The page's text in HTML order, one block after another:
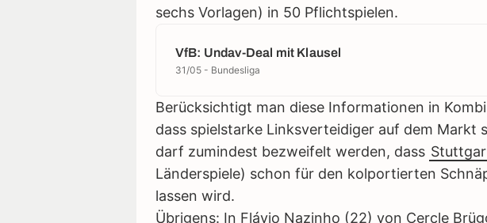
sechs Vorlagen) in 50 Pflichtspielen.
VfB: Undav-Deal mit Klausel
31/05 - Bundesliga
Berücksichtigt man diese Informationen in
dass spielstarke Linksverteidiger auf dem Markt
darf zumindest bezweifelt werden, dass
Länderspiele) schon für den kolportierten
lassen wird.
Übrigens: In Flávio Nazinho (22) von Cercle